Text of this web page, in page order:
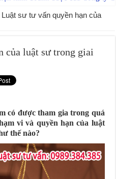
Luật sư tư vấn quyền hạn của
của luật sư trong giai
có được tham gia trong quá
vi và quyền hạn của luật
thế nào?